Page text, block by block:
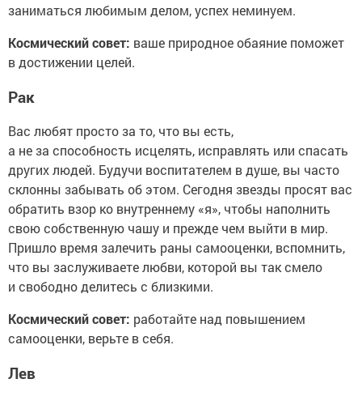
заниматься любимым делом, успех неминуем.
Космический совет: ваше природное обаяние поможет
в достижении целей.
Рак
Вас любят просто за то, что вы есть,
а не за способность исцелять, исправлять или спасать
других людей. Будучи воспитателем в душе, вы часто
склонны забывать об этом. Сегодня звезды просят вас
обратить взор ко внутреннему «я», чтобы наполнить
свою собственную чашу и прежде чем выйти в мир.
Пришло время залечить раны самооценки, вспомнить,
что вы заслуживаете любви, которой вы так смело
и свободно делитесь с близкими.
Космический совет: работайте над повышением
самооценки, верьте в себя.
Лев